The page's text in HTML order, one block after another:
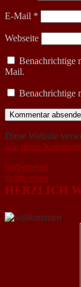
E-Mail *
Webseite
Benachrichtige
Mail.
Benachrichtige
Diese Website
wie deine
herbstnebel
sichtweisen
HERZLICH